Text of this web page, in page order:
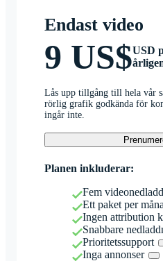
Endast video
9 US$USD
Lås upp tillgång till hela vår
rörlig grafik godkända för
ingår inte.
Planen inkluderar:
Fem
Ett paket per
Ingen attribution
Snabbare
Prioritetssupport
Inga annonser